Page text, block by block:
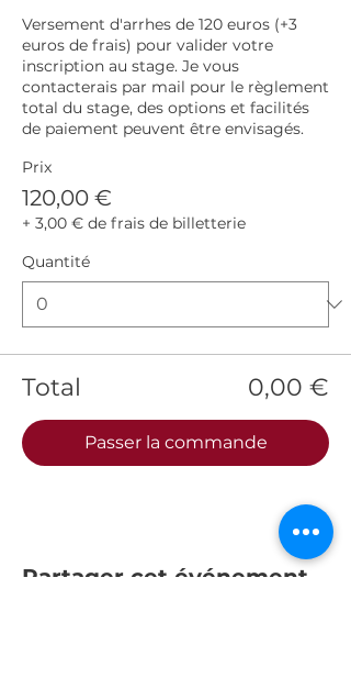
Versement d'arrhes de 120 euros (+3
euros de frais) pour valider votre
inscription au stage. Je vous
contacterais par mail pour le règlement
total du stage, des options et facilités
de paiement peuvent être envisagés.
Prix
120,00 €
+ 3,00 € de frais de billetterie
Quantité
Total 0,00 €
Passer la commande
Partager cet événement